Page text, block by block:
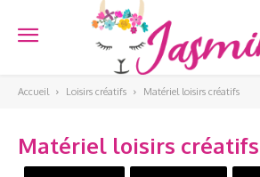
Accueil Loisirs créatifs Matériel loisirs créatifs
Matériel loisirs créatifs